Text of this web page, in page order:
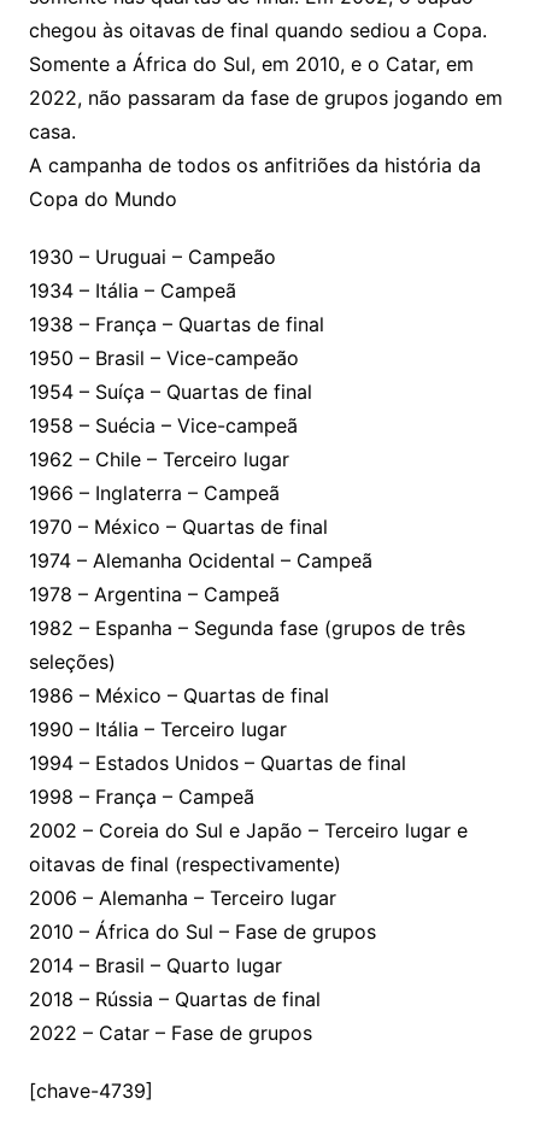
chegou às oitavas de final quando sediou a Copa.
Somente a África do Sul, em 2010, e o Catar, em
2022, não passaram da fase de grupos jogando em
casa.
A campanha de todos os anfitriões da história da
Copa do Mundo
1930 – Uruguai – Campeão
1934 – Itália – Campeã
1938 – França – Quartas de final
1950 – Brasil – Vice-campeão
1954 – Suíça – Quartas de final
1958 – Suécia – Vice-campeã
1962 – Chile – Terceiro lugar
1966 – Inglaterra – Campeã
1970 – México – Quartas de final
1974 – Alemanha Ocidental – Campeã
1978 – Argentina – Campeã
1982 – Espanha – Segunda fase (grupos de três
seleções)
1986 – México – Quartas de final
1990 – Itália – Terceiro lugar
1994 – Estados Unidos – Quartas de final
1998 – França – Campeã
2002 – Coreia do Sul e Japão – Terceiro lugar e
oitavas de final (respectivamente)
2006 – Alemanha – Terceiro lugar
2010 – África do Sul – Fase de grupos
2014 – Brasil – Quarto lugar
2018 – Rússia – Quartas de final
2022 – Catar – Fase de grupos
[chave-4739]